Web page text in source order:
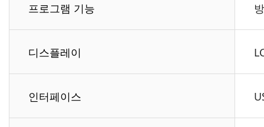
프로그램 기능
디스플레이
인터페이스